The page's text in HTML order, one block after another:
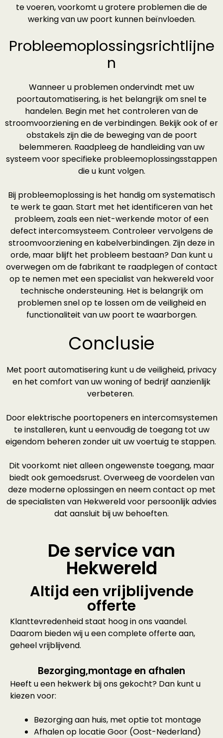
te voeren, voorkomt u grotere problemen die de
werking van uw poort kunnen beïnvloeden.
Probleemoplossingsrichtlijne
n
Wanneer u problemen ondervindt met uw
poortautomatisering, is het belangrijk om snel te
handelen. Begin met het controleren van de
stroomvoorziening en de verbindingen. Bekijk ook of er
obstakels zijn die de beweging van de poort
belemmeren. Raadpleeg de handleiding van uw
systeem voor specifieke probleemoplossingsstappen
die u kunt volgen.
Bij probleemoplossing is het handig om systematisch
te werk te gaan. Start met het identificeren van het
probleem, zoals een niet-werkende motor of een
defect intercomsysteem. Controleer vervolgens de
stroomvoorziening en kabelverbindingen. Zijn deze in
orde, maar blijft het probleem bestaan? Dan kunt u
overwegen om de fabrikant te raadplegen of contact
op te nemen met een specialist van hekwereld voor
technische ondersteuning. Het is belangrijk om
problemen snel op te lossen om de veiligheid en
functionaliteit van uw poort te waarborgen.
Conclusie
Met poort automatisering kunt u de veiligheid, privacy
en het comfort van uw woning of bedrijf aanzienlijk
verbeteren.
Door elektrische poortopeners en intercomsystemen
te installeren, kunt u eenvoudig de toegang tot uw
eigendom beheren zonder uit uw voertuig te stappen.
Dit voorkomt niet alleen ongewenste toegang, maar
biedt ook gemoedsrust. Overweeg de voordelen van
deze moderne oplossingen en neem contact op met
de specialisten van Hekwereld voor persoonlijk advies
dat aansluit bij uw behoeften.
De service van
Hekwereld
Altijd een vrijblijvende
offerte
Klanttevredenheid staat hoog in ons vaandel.
Daarom bieden wij u een complete offerte aan,
geheel vrijblijvend.
Bezorging,montage en afhalen
Heeft u een hekwerk bij ons gekocht? Dan kunt u
kiezen voor:
Bezorging aan huis, met optie tot montage
Afhalen op locatie Goor (Oost-Nederland)